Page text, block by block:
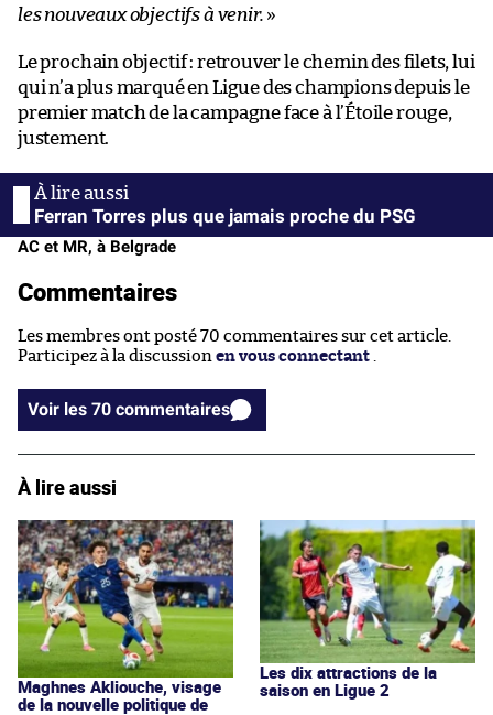
les nouveaux objectifs à venir. »
Le prochain objectif : retrouver le chemin des filets, lui
qui n’a plus marqué en Ligue des champions depuis le
premier match de la campagne face à l’Étoile rouge,
justement.
Ferran Torres plus que jamais proche du PSG
AC et MR, à Belgrade
Commentaires
Les membres ont posté 70 commentaires sur cet article.
Participez à la discussion en vous connectant
Voir les 70 commentaires
À lire aussi
Maghnes Akliouche, visage
de la nouvelle politique de
Les dix attractions de la
saison en Ligue 2